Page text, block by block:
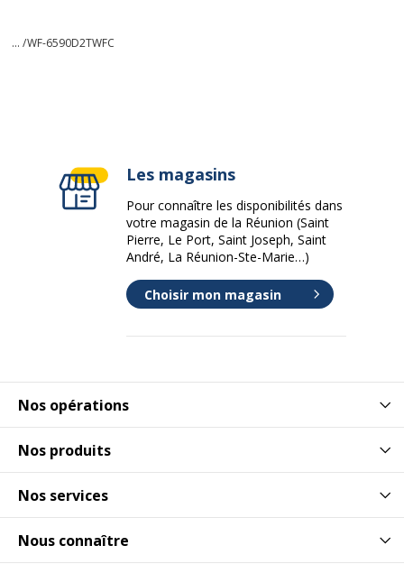
... /WF-6590D2TWFC
Nos opérations
Nos produits
Nos services
Nous connaître
Les magasins
Pour connaître les disponibilités dans
votre magasin de la Réunion (Saint
Pierre, Le Port, Saint Joseph, Saint
André, La Réunion-Ste-Marie…)
Choisir mon magasin